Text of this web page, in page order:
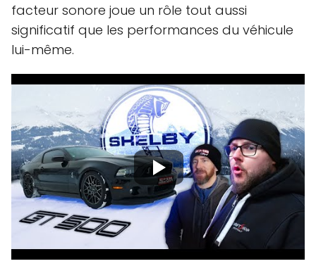
facteur sonore joue un rôle tout aussi
significatif que les performances du véhicule
lui-même.